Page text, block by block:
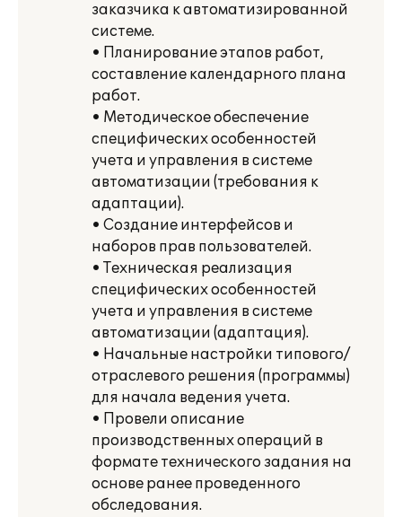
заказчика к автоматизированной
системе.
• Планирование этапов работ,
составление календарного плана
работ.
• Методическое обеспечение
специфических особенностей
учета и управления в системе
автоматизации (требования к
адаптации).
• Создание интерфейсов и
наборов прав пользователей.
• Техническая реализация
специфических особенностей
учета и управления в системе
автоматизации (адаптация).
• Начальные настройки типового/
отраслевого решения (программы)
для начала ведения учета.
• Провели описание
производственных операций в
формате технического задания на
основе ранее проведенного
обследования.